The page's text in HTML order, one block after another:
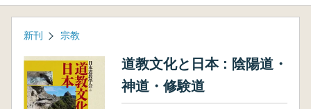
新刊 宗教
道教文化と日本 : 陰陽道・
神道・修験道